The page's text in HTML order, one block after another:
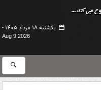
یکشنبه ۱۸ مرداد ۱۴۰۵ -
Aug 9 2026